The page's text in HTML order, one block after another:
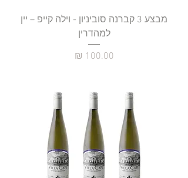
מבצע 3 קברנה סוביניון - וילה קייפ – יין
למהדרין
מחיר